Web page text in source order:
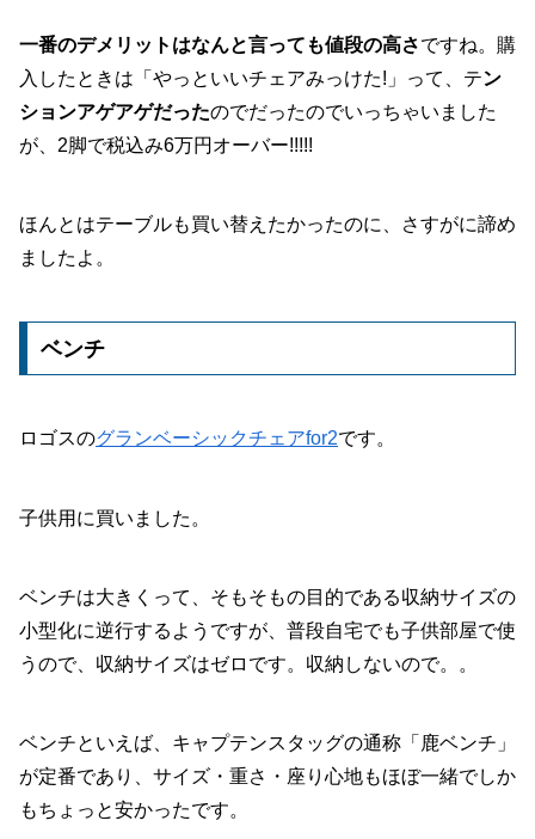
一番のデメリットはなんと言っても値段の高さですね。購
入したときは「やっといいチェアみっけた!」って、テン
ションアゲアゲだったのでだったのでいっちゃいました
が、2脚で税込み6万円オーバー!!!!!
ほんとはテーブルも買い替えたかったのに、さすがに諦め
ましたよ。
ベンチ
ロゴスのグランベーシックチェアfor2です。
子供用に買いました。
ベンチは大きくって、そもそもの目的である収納サイズの
小型化に逆行するようですが、普段自宅でも子供部屋で使
うので、収納サイズはゼロです。収納しないので。。
ベンチといえば、キャプテンスタッグの通称「鹿ベンチ」
が定番であり、サイズ・重さ・座り心地もほぼ一緒でしか
もちょっと安かったです。